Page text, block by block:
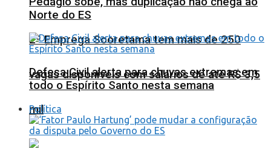
2º Emprega Sooretama tem mais de 250
vagas disponíveis com salários de até R$ 3,5
mil
Norte do ES
Defesa Civil alerta para chuvas extremas em
todo o Espírito Santo nesta semana
Política